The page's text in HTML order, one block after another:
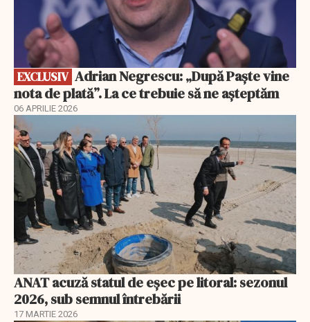
EXCLUSIV
nota de plată”. La ce trebuie să ne așteptăm
06 APRILIE 2026
ANAT acuză statul de eșec pe litoral: sezonul
2026, sub semnul întrebării
17 MARTIE 2026